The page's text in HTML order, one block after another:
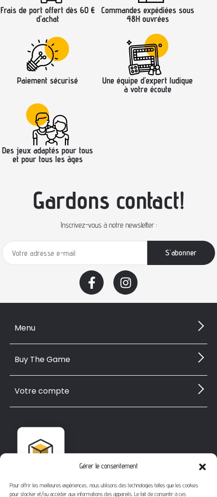
Gérer le consentement
Pour offrir les meilleures expériences, nous utilisons des technologies telles que les cookies
pour stocker et/ou accéder aux informations des appareils. Le fait de consentir à ces
Frais de port offert dès 60 €
d’achat
Commandes expédiées sous
48H ouvrées
Paiement sécurisé
Une équipe d’expert ludique
à votre écoute
Des jeux adaptés pour tous
et pour tous les âges
Gardons contact!
Inscrivez-vous à notre newsletter :
Menu
Buy The Game
Votre compte